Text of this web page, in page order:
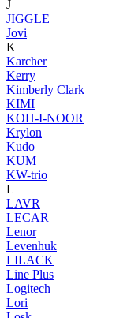
J
JIGGLE
Jovi
K
Karcher
Kerry
Kimberly Clark
KIMI
KOH-I-NOOR
Krylon
Kudo
KUM
KW-trio
L
LAVR
LECAR
Lenor
Levenhuk
LILACK
Line Plus
Logitech
Lori